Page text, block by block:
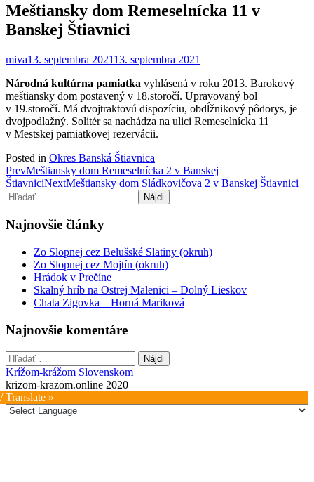
Meštiansky dom Remeselnícka 11 v
Banskej Štiavnici
miva13. septembra 202113. septembra 2021
Národná kultúrna pamiatka vyhlásená v roku 2013. Barokový
meštiansky dom postavený v 18.storočí. Upravovaný bol
v 19.storočí. Má dvojtraktovú dispozíciu, obdĺžnikový pôdorys, je
dvojpodlažný. Solitér sa nachádza na ulici Remeselnícka 11
v Mestskej pamiatkovej rezervácii.
Posted in Okres Banská Štiavnica
Post
navigation
PrevMeštiansky dom Remeselnícka 2 v Banskej
ŠtiavniciNextMeštiansky dom Sládkovičova 2 v Banskej Štiavnici
Hľadať:
Najnovšie články
Zo Slopnej cez Belušské Slatiny (okruh)
Zo Slopnej cez Mojtín (okruh)
Hrádok v Prečíne
Skalný hríb na Ostrej Malenici – Dolný Lieskov
Chata Zigovka – Horná Mariková
Najnovšie komentáre
Hľadať:
Krížom-krážom Slovenskom
krizom-krazom.online 2020
Translate »